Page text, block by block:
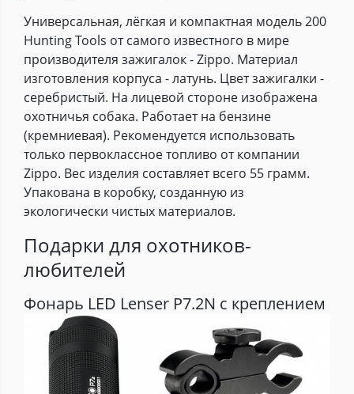
Универсальная, лёгкая и компактная модель 200
Hunting Tools от самого известного в мире
производителя зажигалок - Zippo. Материал
изготовления корпуса - латунь. Цвет зажигалки -
серебристый. На лицевой стороне изображена
охотничья собака. Работает на бензине
(кремниевая). Рекомендуется использовать
только первоклассное топливо от компании
Zippo. Вес изделия составляет всего 55 грамм.
Упакована в коробку, созданную из
экологически чистых материалов.
Подарки для охотников-
любителей
Фонарь LED Lenser P7.2N с креплением